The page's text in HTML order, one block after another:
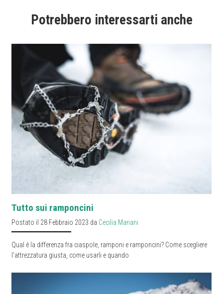
Potrebbero interessarti anche
Tutto sui ramponcini
Postato il 28 Febbraio 2023 da Cecilia Mariani
Qual è la differenza fra ciaspole, ramponi e ramponcini? Come scegliere
l'attrezzatura giusta, come usarli e quando